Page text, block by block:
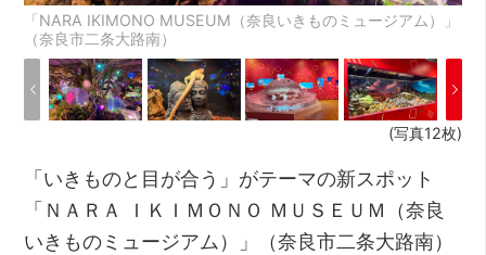
「NARA IKIMONO MUSEUM（奈良いきものミュージアム）」
（奈良市二条大路南）
(写真12枚)
「いきものと目が合う」がテーマの新スポット
「ＮＡＲＡ ＩＫＩＭＯＮＯ ＭＵＳＥＵＭ（奈良
いきものミュージアム）」（奈良市二条大路南）